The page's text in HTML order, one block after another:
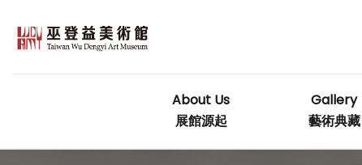
content
About Us
展館源起
Gallery
藝術典藏